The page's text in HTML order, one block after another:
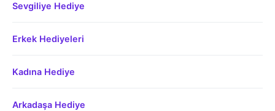
Sevgiliye Hediye
Erkek Hediyeleri
Kadına Hediye
Arkadaşa Hediye